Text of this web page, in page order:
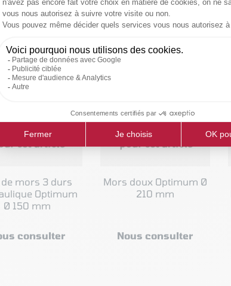
LE PRODUIT
COMPARER
VOIR LE PRODUIT
mors 3 durs
Optimum
Ø 150 mm
consulter
Mors doux Optimum Ø
210 mm
Nous consulter